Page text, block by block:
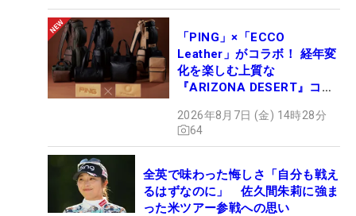
「PING」×「ECCO
Leather」がコラボ！ 経年変
化を楽しむ上質な
『ARIZONA DESERT』コレ
ュー
2026年8月7日 (金) 14時28分
64
全英で味わった悔しさ「自分も戦え
るはずなのに」 佐久間朱莉に強ま
った米ツアー参戦への思い